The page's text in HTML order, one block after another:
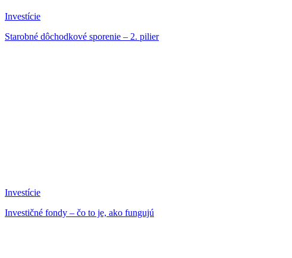
Investície
Starobné dôchodkové sporenie – 2. pilier
Investície
Investičné fondy – čo to je, ako fungujú